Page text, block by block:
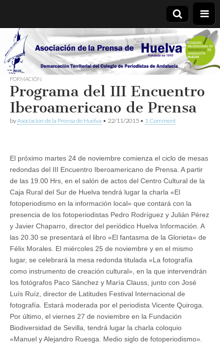
Asociación
de la
Prensa de
Huelva
FORMACIÓN
Programa del III Encuentro
Iberoamericano de Prensa
byAsociacion de la Prensa de Huelva • 22/11/2015 • 1 Comment
El próximo martes 24 de noviembre comienza el ciclo de mesas
redondas del III Encuentro Iberoamericano de Prensa. A partir
de las 19.00 Hrs, en el salón de actos del Centro Cultural de la
Caja Rural del Sur de Huelva tendrá lugar la charla «El
fotoperiodismo en la información local» que contará con la
presencia de los fotoperiodistas Pedro Rodríguez y Julián Pérez
y Javier Chaparro, director del periódico Huelva Información. A
las 20.30 se presentará el libro «El fantasma de la Glorieta» de
Félix Morales. El miércoles 25 de noviembre y en el mismo
lugar, se celebrará la mesa redonda titulada «La fotografía
como instrumento de creación cultural», en la que intervendrán
los fotógrafos Paco Sánchez y María Clauss, junto con José
Luís Ruíz, director de Latitudes Festival Internacional de
fotografía. Estará moderada por el periodista Vicente Quiroga.
Por último, el viernes 27 de noviembre en la Fundación
Biodiversidad de Sevilla, tendrá lugar la charla coloquio
«Manuel y Alejandro Ruesga. Medio siglo de fotoperiodismo».